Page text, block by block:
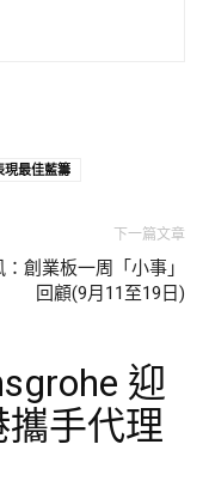
現最佳藍籌
下一篇文章
創業板一周「小事」
回顧(9月11至19日)
迎
手代理